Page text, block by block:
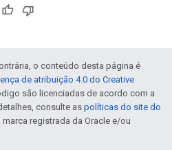
o conteúdo desta página é
de atribuição 4.0 do Creative
são licenciadas de acordo com a
consulte aspolíticas do site do
marca registrada da Oracle e/ou